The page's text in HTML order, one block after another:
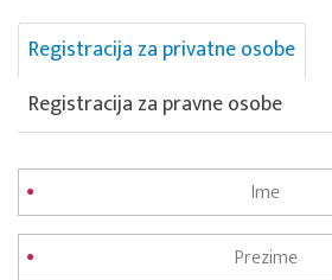
Registracija za privatne osobe
Registracija za pravne osobe